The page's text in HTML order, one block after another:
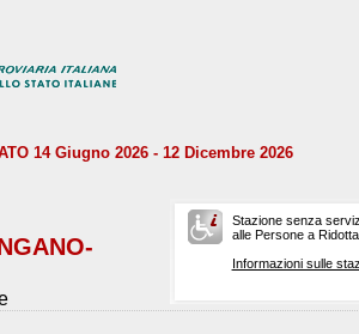
14 Giugno 2026 - 12 Dicembre 2026
Stazione senza
alle Persone a
Informazioni sulle